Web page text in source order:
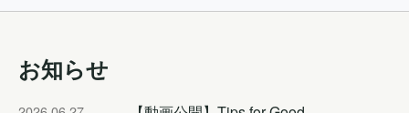
お知らせ